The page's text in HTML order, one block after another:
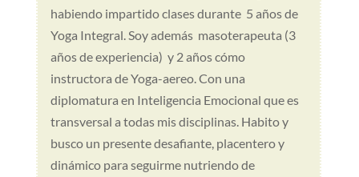
habiendo impartido clases durante 5 años de
Yoga Integral. Soy además masoterapeuta (3
años de experiencia) y 2 años cómo
instructora de Yoga-aereo. Con una
diplomatura en Inteligencia Emocional que es
transversal a todas mis disciplinas. Habito y
busco un presente desafiante, placentero y
dinámico para seguirme nutriendo de